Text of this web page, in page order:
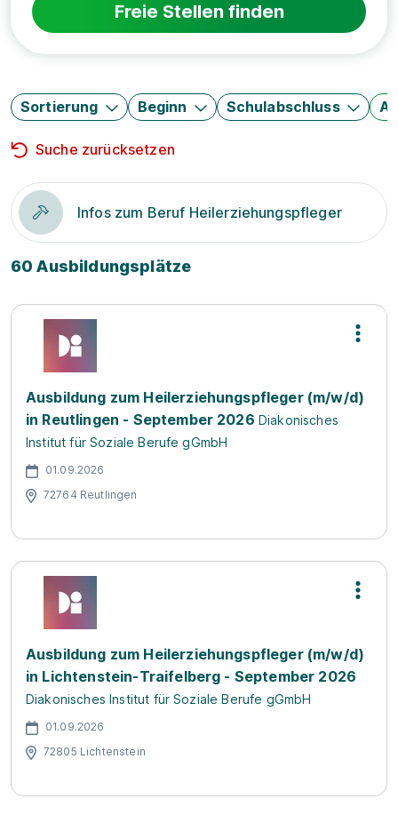
Freie Stellen finden
Sortierung Beginn Schulabschluss
Suche zurücksetzen
Infos zum Beruf Heilerziehungspfleger
60 Ausbildungsplätze
Ausbildung zum Heilerziehungspfleger (m/w/d)
in Reutlingen - September 2026 Diakonisches
Institut für Soziale Berufe gGmbH
01.09.2026
72764 Reutlingen
Ausbildung zum Heilerziehungspfleger (m/w/d)
in Lichtenstein-Traifelberg - September 2026
Diakonisches Institut für Soziale Berufe gGmbH
01.09.2026
72805 Lichtenstein